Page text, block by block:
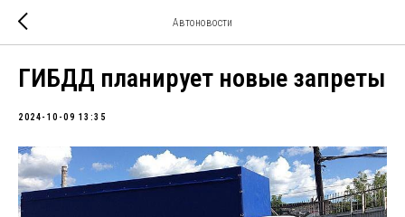
Автоновости
ГИБДД планирует новые запреты
2024-10-09 13:35